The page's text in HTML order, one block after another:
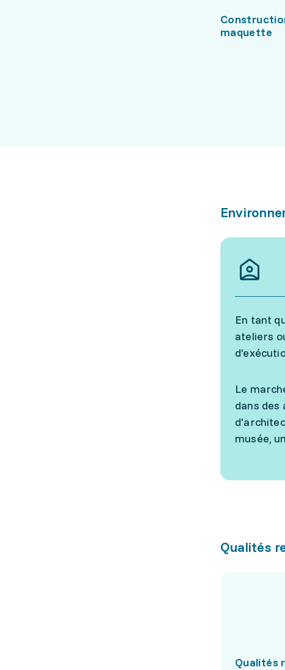
maquette
En tant
ateliers
Le
dans des
musée,
Qualités
Qualités